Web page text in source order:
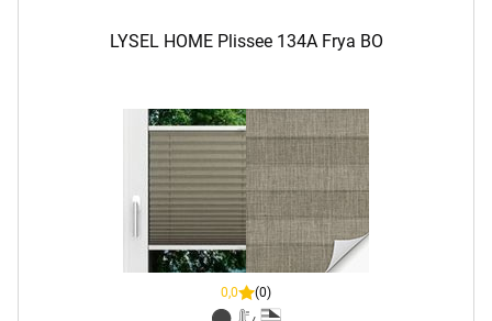
LYSEL HOME Plissee 134A Frya BO
0,0 (0)